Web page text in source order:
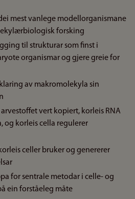
mest vanlege modellorganismane
forsking
til strukturar som finst i
organismar og gjere greie for
av makromolekyla sin
vert kopiert, korleis RNA
og korleis cella regulerer
celler bruker og genererer
for sentrale metodar i celle- og
ein forståeleg måte